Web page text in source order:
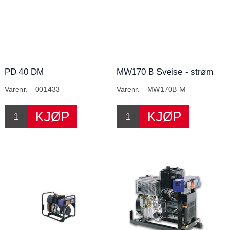
PD 40 DM
Varenr. 001433
MW170 B Sveise - strøm
Varenr. MW170B-M